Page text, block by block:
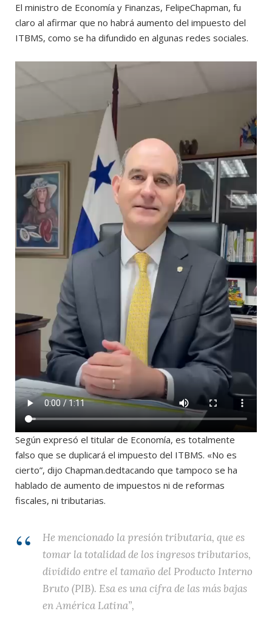
El ministro de Economía y Finanzas, FelipeChapman, fu
claro al afirmar que no habrá aumento del impuesto del
ITBMS, como se ha difundido en algunas redes sociales.
Según expresó el titular de Economía, es totalmente
falso que se duplicará el impuesto del ITBMS. «No es
cierto”, dijo Chapman.dedtacando que tampoco se ha
hablado de aumento de impuestos ni de reformas
fiscales, ni tributarias.
He mencionado la presión tributaria, que es
tomar la totalidad de los ingresos tributarios,
dividido entre el tamaño del Producto Interno
Bruto (PIB). Esa es una cifra de las más bajas
en América Latina”,